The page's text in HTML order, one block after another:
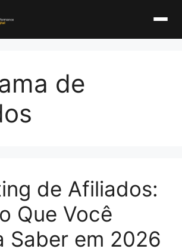
de
de Afiliados:
Que Você
Saber em 2026